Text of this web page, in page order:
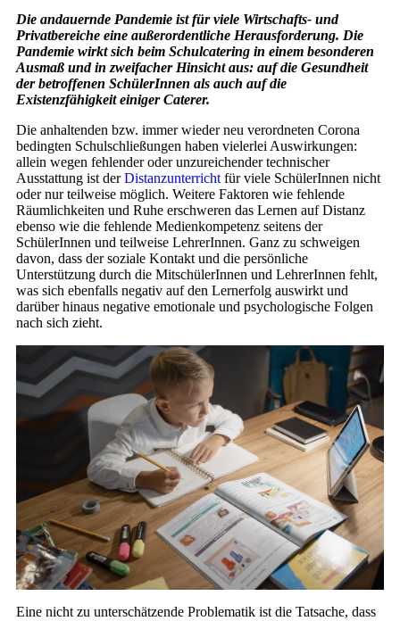
Die andauernde Pandemie ist für viele Wirtschafts- und
Privatbereiche eine außerordentliche Herausforderung. Die
Pandemie wirkt sich beim Schulcatering in einem besonderen
Ausmaß und in zweifacher Hinsicht aus: auf die Gesundheit
der betroffenen SchülerInnen als auch auf die
Existenzfähigkeit einiger Caterer.
Die anhaltenden bzw. immer wieder neu verordneten Corona
bedingten Schulschließungen haben vielerlei Auswirkungen:
allein wegen fehlender oder unzureichender technischer
Ausstattung ist derDistanzunterricht für viele SchülerInnen nicht
oder nur teilweise möglich. Weitere Faktoren wie fehlende
Räumlichkeiten und Ruhe erschweren das Lernen auf Distanz
ebenso wie die fehlende Medienkompetenz seitens der
SchülerInnen und teilweise LehrerInnen. Ganz zu schweigen
davon, dass der soziale Kontakt und die persönliche
Unterstützung durch die MitschülerInnen und LehrerInnen fehlt,
was sich ebenfalls negativ auf den Lernerfolg auswirkt und
darüber hinaus negative emotionale und psychologische Folgen
nach sich zieht.
Eine nicht zu unterschätzende Problematik ist die Tatsache, dass